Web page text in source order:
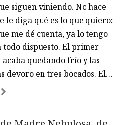
siguen viniendo. No hace
le diga qué es lo que quiero;
me dé cuenta, ya lo tengo
todo dispuesto. El primer
acaba quedando frío y las
devoro en tres bocados. El…